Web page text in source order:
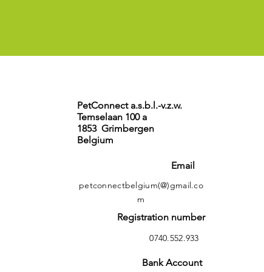
PetConnect a.s.b.l.-v.z.w.
Temselaan 100 a
1853 Grimbergen
Belgium
Email
petconnectbelgium(@)gmail.co
m
Registration number
0740.552.933
Bank Account